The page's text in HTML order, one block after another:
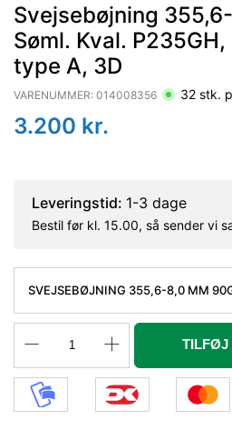
Svejsebøjning
Søml. Kval.
type A, 3D
VARENUMMER: 014008356 32 stk.
3.200 kr.
Leveringstid: 1-3 dage
Bestil før kl. 15.00, så sender vi
SVEJSEBØJNING 355,6-8,0 MM
A, 3D
TILFØJ